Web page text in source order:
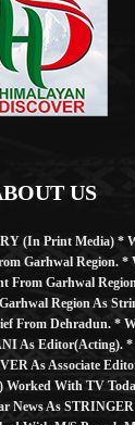
US
(in Print Media) *
Garhwal Region.
From Garhwal
Region As
From Dehradun. *
As Editor(Acting).
As Associate
With TV
News As